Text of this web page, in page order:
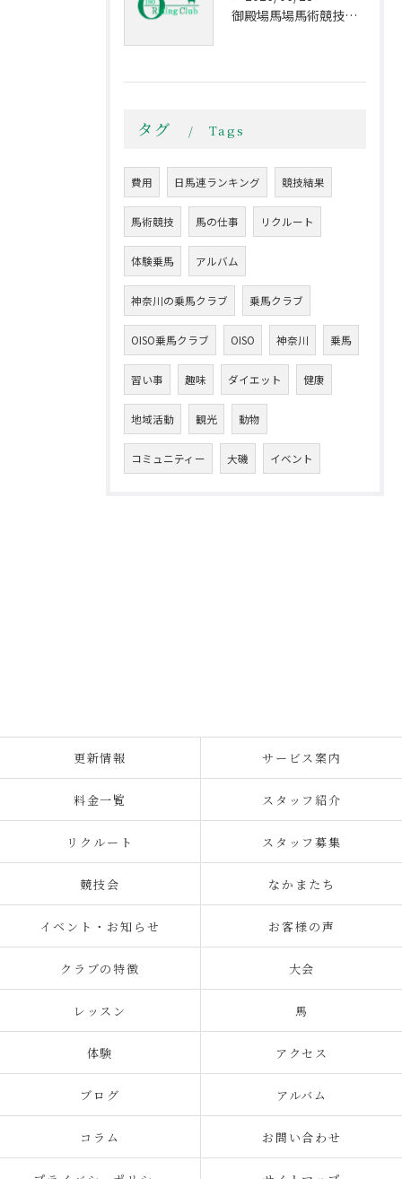
御殿場馬場馬術競技会Part Ⅱ
タグ Tags
費用 日馬連ランキング 競技結果
馬術競技 馬の仕事 リクルート
体験乗馬 アルバム
神奈川の乗馬クラブ 乗馬クラブ
OISO乗馬クラブ OISO 神奈川 乗馬
習い事 趣味 ダイエット 健康
地域活動 観光 動物
コミュニティー 大磯 イベント
更新情報 サービス案内
料金一覧 スタッフ紹介
リクルート スタッフ募集
競技会 なかまたち
イベント・お知らせ お客様の声
クラブの特徴 大会
レッスン 馬
体験 アクセス
ブログ アルバム
コラム お問い合わせ